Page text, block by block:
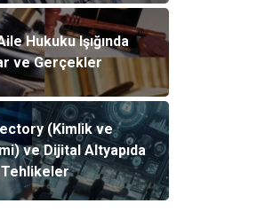
Hukuku Işığında
ve Gerçekler
(Kimlik ve
ve Dijital Altyapıda